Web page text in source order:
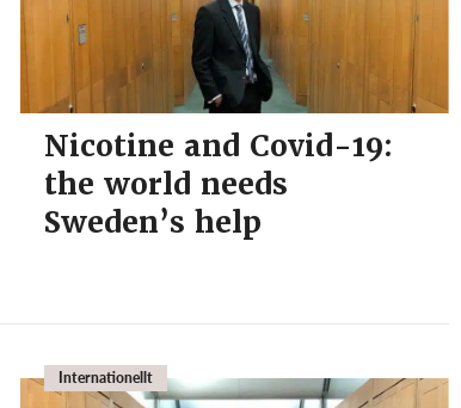
Nicotine and Covid-19:
the world needs
Sweden’s help
Internationellt